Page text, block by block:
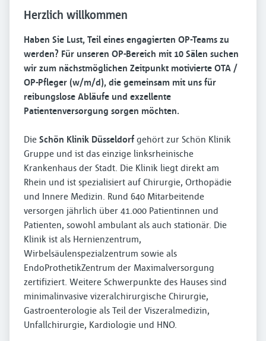
Herzlich willkommen
Haben Sie Lust, Teil eines engagierten OP-Teams zu
werden? Für unseren OP-Bereich mit 10 Sälen suchen
wir zum nächstmöglichen Zeitpunkt motivierte OTA /
OP-Pfleger (w/m/d), die gemeinsam mit uns für
reibungslose Abläufe und exzellente
Patientenversorgung sorgen möchten.
Die Schön Klinik Düsseldorf gehört zur Schön Klinik
Gruppe und ist das einzige linksrheinische
Krankenhaus der Stadt. Die Klinik liegt direkt am
Rhein und ist spezialisiert auf Chirurgie, Orthopädie
und Innere Medizin. Rund 640 Mitarbeitende
versorgen jährlich über 41.000 Patientinnen und
Patienten, sowohl ambulant als auch stationär. Die
Klinik ist als Hernienzentrum,
Wirbelsäulenspezialzentrum sowie als
EndoProthetikZentrum der Maximalversorgung
zertifiziert. Weitere Schwerpunkte des Hauses sind
minimalinvasive vizeralchirurgische Chirurgie,
Gastroenterologie als Teil der Viszeralmedizin,
Unfallchirurgie, Kardiologie und HNO.